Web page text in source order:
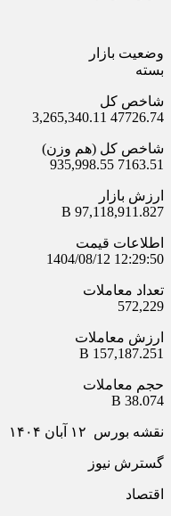
وضعیت بازار
بسته
شاخص کل
3,265,340.11 47726.74
شاخص کل (هم وزن)
935,998.55 7163.51
ارزش بازار
97,118,911.827 B
اطلاعات قیمت
1404/08/12 12:29:50
تعداد معاملات
572,229
ارزش معاملات
157,187.251 B
حجم معاملات
38.074 B
نقشه بورس ۱۲ آبان ۱۴۰۴
گسترش نیوز
اقتصاد